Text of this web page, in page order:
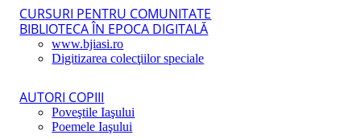
CURSURI PENTRU COMUNITATE
BIBLIOTECA ÎN EPOCA DIGITALĂ
www.bjiasi.ro
Digitizarea colecţiilor speciale
AUTORI COPIII
Poveştile Iaşului
Poemele Iaşului